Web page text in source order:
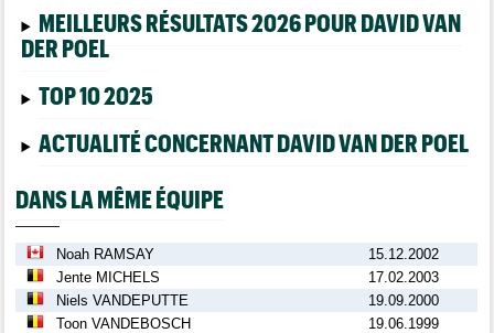
MEILLEURS RÉSULTATS 2026 POUR DAVID VAN
DER POEL
TOP 10 2025
ACTUALITÉ CONCERNANT DAVID VAN DER POEL
DANS LA MÊME ÉQUIPE
Noah RAMSAY
15.12.2002
Jente MICHELS
17.02.2003
Niels VANDEPUTTE
19.09.2000
Toon VANDEBOSCH
19.06.1999